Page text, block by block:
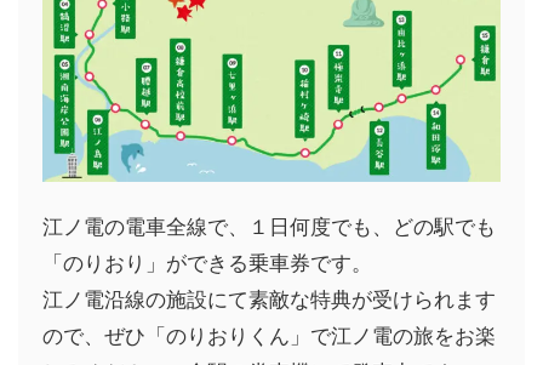
江ノ電の電車全線で、１日何度でも、どの駅でも
「のりおり」ができる乗車券です。
江ノ電沿線の施設にて素敵な特典が受けられます
ので、ぜひ「のりおりくん」で江ノ電の旅をお楽